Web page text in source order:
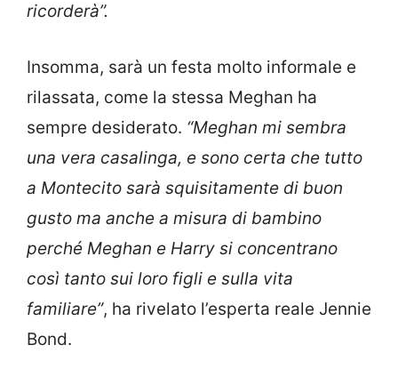
ricorderà”.
Insomma, sarà un festa molto informale e
rilassata, come la stessa Meghan ha
sempre desiderato. “Meghan mi sembra
una vera casalinga, e sono certa che tutto
a Montecito sarà squisitamente di buon
gusto ma anche a misura di bambino
perché Meghan e Harry si concentrano
così tanto sui loro figli e sulla vita
familiare”, ha rivelato l’esperta reale Jennie
Bond.